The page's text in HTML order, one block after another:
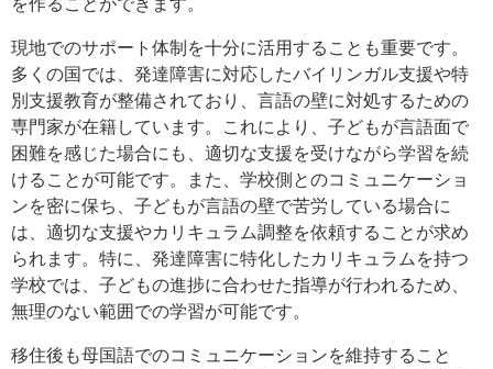
現地でのサポート体制を十分に活用することも重要です。
多くの国では、発達障害に対応したバイリンガル支援や特
別支援教育が整備されており、言語の壁に対処するための
専門家が在籍しています。これにより、子どもが言語面で
困難を感じた場合にも、適切な支援を受けながら学習を続
けることが可能です。また、学校側とのコミュニケーショ
ンを密に保ち、子どもが言語の壁で苦労している場合に
は、適切な支援やカリキュラム調整を依頼することが求め
られます。特に、発達障害に特化したカリキュラムを持つ
学校では、子どもの進捗に合わせた指導が行われるため、
無理のない範囲での学習が可能です。
移住後も母国語でのコミュニケーションを維持すること